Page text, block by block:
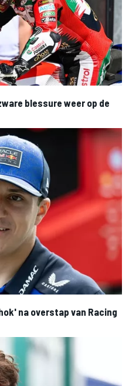
blessure weer op de
na overstap van Racing